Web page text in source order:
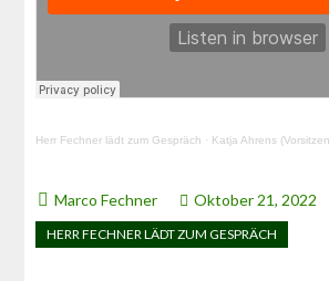
Herr Fechner lädt zum Gespräch · Katja Ahrens (Vorsitzende des
Oktober 21, 2022